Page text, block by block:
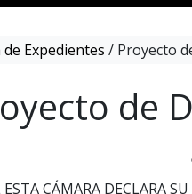
de Expedientes / Proyecto
de
ESTA CÁMARA DECLARA